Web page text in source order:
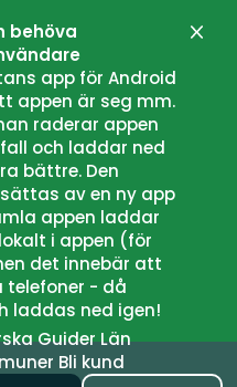
behöva
app för Android
appen är seg mm.
raderar appen
och laddar ned
bättre. Den
av en ny app
appen laddar
i appen (för
det innebär att
telefoner - då
laddas ned igen!
GuiderLän
Bli kund